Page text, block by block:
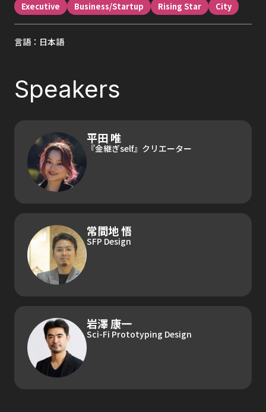
Executive Business/Startup Rising Star City
言語：日本語
Speakers
平田 唯
『金継ぎself』クリエーター
常間地 悟
SFP Design
岩澤 康一
Sci-Fi Prototyping Design